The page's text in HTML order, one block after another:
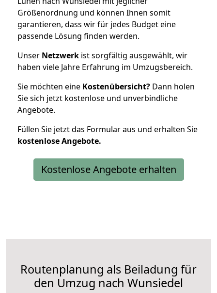
Größenordnung und können Ihnen somit
garantieren, dass wir für jedes Budget eine
passende Lösung finden werden.
Unser Netzwerk ist sorgfältig ausgewählt, wir
haben viele Jahre Erfahrung im Umzugsbereich.
Sie möchten eine Kostenübersicht? Dann holen
Sie sich jetzt kostenlose und unverbindliche
Angebote.
Füllen Sie jetzt das Formular aus und erhalten Sie
kostenloseAngebote.
Kostenlose Angebote erhalten
Routenplanung als Beiladung für
den Umzug nach Wunsiedel